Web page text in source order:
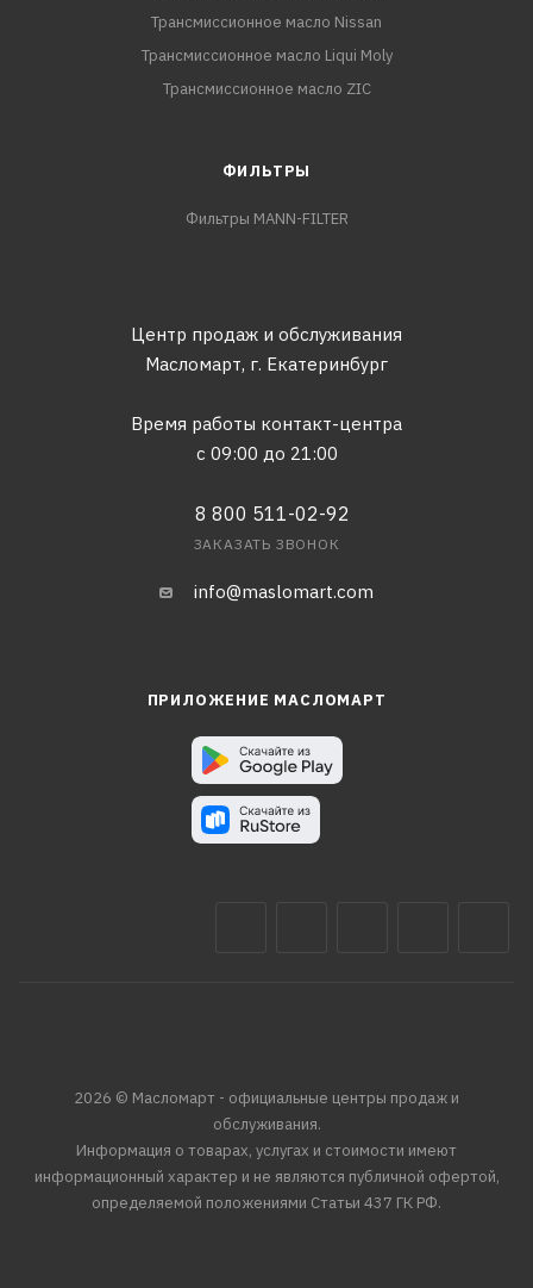
Трансмиссионное масло Nissan
Трансмиссионное масло Liqui Moly
Трансмиссионное масло ZIC
ФИЛЬТРЫ
Фильтры MANN-FILTER
Центр продаж и обслуживания
Масломарт, г. Екатеринбург
Время работы контакт-центра
с 09:00 до 21:00
8 800 511-02-92
ЗАКАЗАТЬ ЗВОНОК
info@maslomart.com
ПРИЛОЖЕНИЕ МАСЛОМАРТ
2026 © Масломарт - официальные центры продаж и
обслуживания.
Информация о товарах, услугах и стоимости имеют
информационный характер и не являются публичной офертой,
определяемой положениями Статьи 437 ГК РФ.